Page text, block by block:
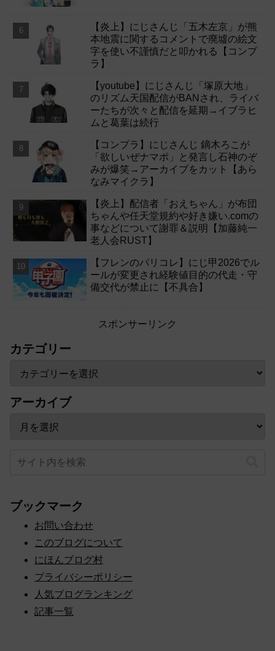
【炎上】にじさんじ「五木左京」が熊
本地震に関するコメントで廃墟の絵文
字を使い不謹慎だと叩かれる【コンプ
ラ】
【youtube】にじさんじ「塚原大地」
のリズム天国配信がBANされ、ライバ
ーたちが次々と配信を延期→イブラヒ
ムと葛葉は続行
【コンプラ】にじさんじ 鏑木ろこが
「欲しいぜナマポ」と発言し石神のぞ
みが爆笑→アーカイブをカット【あら
なみマイクラ】
【炎上】配信者「おえちゃん」が布団
ちゃんや任天堂規約や好き嫌い.comの
事などについて謝罪＆説明【加藤純一
老人会RUST】
【フレンのパリコレ】にじ甲2026でル
ールが変更され経験値目的の代走・守
備交代が禁止に【不具合】
スポンサーリンク
カテゴリー
アーカイブ
ブックマーク
お問い合わせ
このブログについて
にほんブログ村
プライバシーポリシー
人気ブログランキング
記事一覧